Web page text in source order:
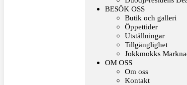
BESÖK OSS
Butik och galleri
Öppettider
Utställningar
Tillgänglighet
Jokkmokks
OM OSS
Om oss
Kontakt